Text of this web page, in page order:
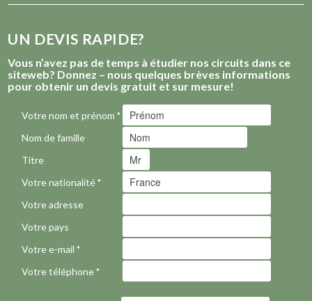
UN DEVIS RAPIDE?
Vous n’avez pas de temps à étudier nos circuits dans ce
siteweb? Donnez – nous quelques brèves informations
pour obtenir un devis gratuit et sur mesure!
Votre nom et prénom*
Nom de famille
Titre
Votre nationalité*
Votre adresse
Votre pays
Votre e-mail*
Votre téléphone*